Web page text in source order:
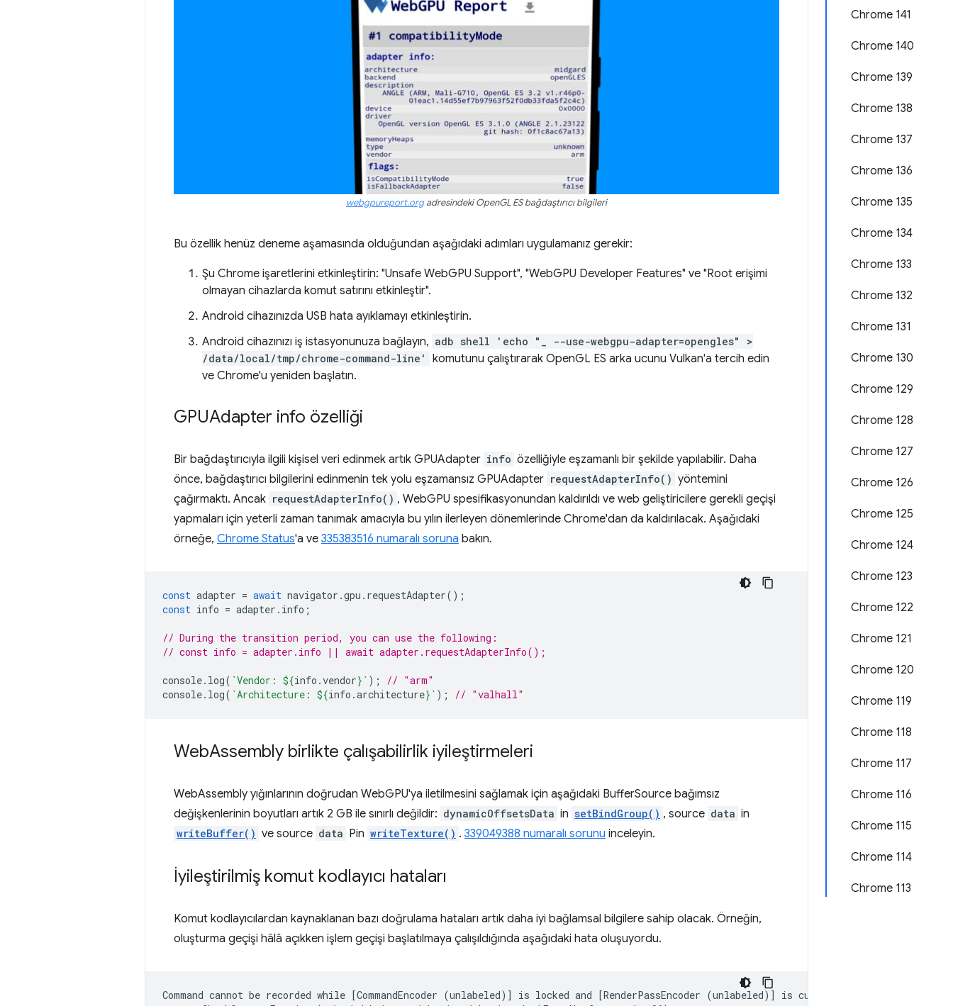
Chrome 141
Chrome 140
Chrome 139
Chrome 138
Chrome 137
Chrome 136
Chrome 135
Chrome 134
Chrome 133
Chrome 132
Chrome 131
Chrome 130
Chrome 129
Chrome 128
Chrome 127
Chrome 126
Chrome 125
Chrome 124
Chrome 123
Chrome 122
Chrome 121
Chrome 120
Chrome 119
Chrome 118
Chrome 117
Chrome 116
Chrome 115
Chrome 114
Chrome 113
webgpureport.orgadresindeki OpenGL ES bağdaştırıcı bilgileri
Bu özellik henüz deneme aşamasında olduğundan aşağıdaki adımları uygulamanız gerekir:
Şu Chrome işaretlerini etkinleştirin: "Unsafe WebGPU Support", "WebGPU Developer Features" ve "Root erişimi
olmayan cihazlarda komut satırını etkinleştir".
Android cihazınızda USB hata ayıklamayı etkinleştirin.
Android cihazınızı iş istasyonunuza bağlayın, adb shell 'echo "_ --use-webgpu-adapter=opengles" >
/data/local/tmp/chrome-command-line'
komutunu çalıştırarak OpenGL ES arka ucunu Vulkan'a tercih edin
ve Chrome'u yeniden başlatın.
GPUAdapter info özelliği
Bir bağdaştırıcıyla ilgili kişisel veri edinmek artık GPUAdapter info özelliğiyle eşzamanlı bir şekilde yapılabilir. Daha
önce, bağdaştırıcı bilgilerini edinmenin tek yolu eşzamansız GPUAdapter requestAdapterInfo() yöntemini
çağırmaktı. Ancak requestAdapterInfo() , WebGPU spesifikasyonundan kaldırıldı ve web geliştiricilere gerekli geçişi
yapmaları için yeterli zaman tanımak amacıyla bu yılın ilerleyen dönemlerinde Chrome'dan da kaldırılacak. Aşağıdaki
örneğe, Chrome Status'a ve 335383516 numaralı soruna bakın.
const adapter = await navigator .gpu . requestAdapter();
const info = adapter . info ;
// During the transition period, you can use the following:
// const info = adapter.info || await adapter.requestAdapterInfo();
console. log( `Vendor: ${info .vendor} ` );
// "arm"
console. log( `Architecture: ${info .architecture} ` ); // "valhall"
WebAssembly birlikte çalışabilirlik iyileştirmeleri
WebAssembly yığınlarının doğrudan WebGPU'ya iletilmesini sağlamak için aşağıdaki BufferSource bağımsız
değişkenlerinin boyutları artık 2 GB ile sınırlı değildir: dynamicOffsetsData in setBindGroup() , source data in
writeBuffer() ve source data Pin writeTexture() . 339049388 numaralı sorunu inceleyin.
İyileştirilmiş komut kodlayıcı hataları
Komut kodlayıcılardan kaynaklanan bazı doğrulama hataları artık daha iyi bağlamsal bilgilere sahip olacak. Örneğin,
oluşturma geçişi hâlâ açıkken işlem geçişi başlatılmaya çalışıldığında aşağıdaki hata oluşuyordu.
Command cannot be recorded while [CommandEncoder (unlabeled)] is locked and [RenderPassEncoder (unlabeled)] is currently open.